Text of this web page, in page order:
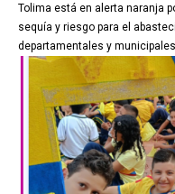
Tolima está en alerta naranja
sequía y riesgo para el abastecimiento
departamentales y municipales